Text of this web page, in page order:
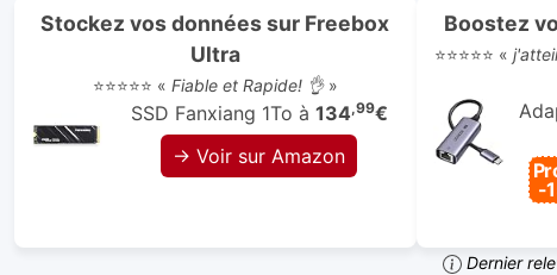
Stockez vos données sur Freebox
Ultra
⭐⭐⭐⭐⭐ « Fiable et Rapide! 👌»
SSD Fanxiang 1To à 134,99€
→ Voir sur Amazon
Boostez
⭐⭐⭐⭐⭐ «
-
Dernier